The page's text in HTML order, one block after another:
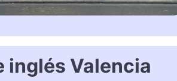
inglés Valencia